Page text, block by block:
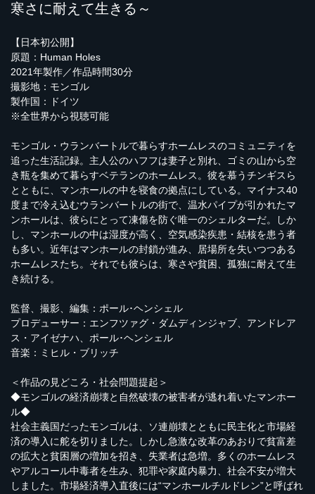
寒さに耐えて生きる～
【日本初公開】
原題：Human Holes
2021年製作／作品時間30分
撮影地：モンゴル
製作国：ドイツ
※全世界から視聴可能
モンゴル・ウランバートルで暮らすホームレスのコミュニティを
追った生活記録。主人公のハフフは妻子と別れ、ゴミの山から空
き瓶を集めて暮らすベテランのホームレス。彼を慕うチンギスら
とともに、マンホールの中を寝食の拠点にしている。マイナス40
度まで冷え込むウランバートルの街で、温水パイプが引かれたマ
ンホールは、彼らにとって凍傷を防ぐ唯一のシェルターだ。しか
し、マンホールの中は湿度が高く、空気感染疾患・結核を患う者
も多い。近年はマンホールの封鎖が進み、居場所を失いつつある
ホームレスたち。それでも彼らは、寒さや貧困、孤独に耐えて生
き続ける。
監督、撮影、編集：ポール･ヘンシェル
プロデューサー：エンフツァグ・ダムディンジャブ、アンドレア
ス・アイゼナハ、ポール･ヘンシェル
音楽：ミヒル・ブリッチ
＜作品の見どころ・社会問題提起＞
◆モンゴルの経済崩壊と自然破壊の被害者が逃れ着いたマンホー
ル◆
社会主義国だったモンゴルは、ソ連崩壊とともに民主化と市場経
済の導入に舵を切りました。しかし急激な改革のあおりで貧富差
の拡大と貧困層の増加を招き、失業者は急増。多くのホームレス
やアルコール中毒者を生み、犯罪や家庭内暴力、社会不安が増大
しました。市場経済導入直後には“マンホールチルドレン”と呼ばれ